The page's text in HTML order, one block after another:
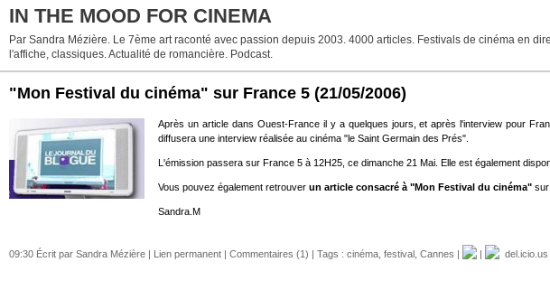
IN THE MOOD FOR CINEMA
Par Sandra Mézière. Le 7ème art raconté avec passion depuis 2003. 4000 articles. Festivals de cinéma en
l'affiche, classiques. Actualité de romancière. Podcast.
"Mon Festival du cinéma" sur France 5 (21/05/2006)
Après un article dans Ouest-France il y a quelques jours, et après l'interview pour
diffusera une interview réalisée au cinéma "le Saint Germain des Prés".
L'émission passera sur France 5 à 12H25, ce dimanche 21 Mai. Elle est également
Vous pouvez également retrouverun article consacré à "Mon Festival du cinéma"
Sandra.M
09:30 Écrit par Sandra Mézière | Lien permanent | Commentaires (1) | Tags : cinéma festival Cannes | | del.icio.us